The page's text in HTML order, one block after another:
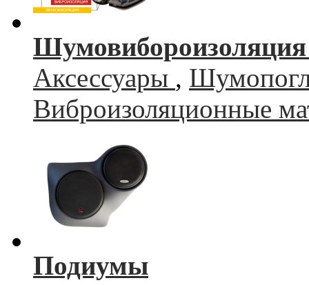
Аксессуары ,
Виброизоляционные
Подиумы